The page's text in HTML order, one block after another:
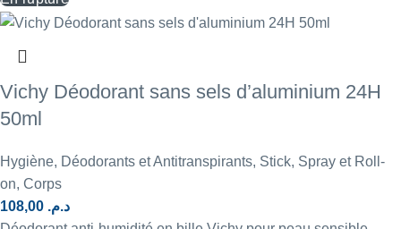
Vichy Déodorant sans sels d’aluminium 24H
50ml
Hygiène, Déodorants et Antitranspirants, Stick, Spray et Roll-
on, Corps
د.م.